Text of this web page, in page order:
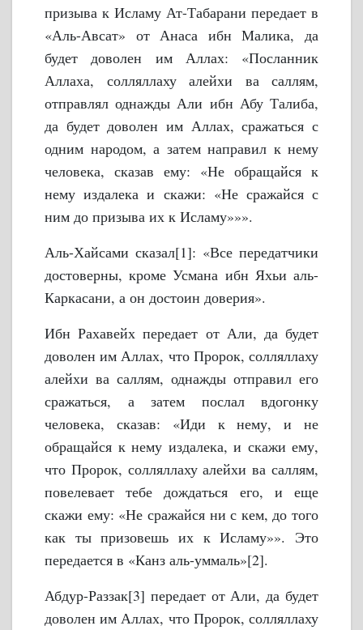
призыва к Исламу Ат-Табарани передает в
«Аль-Авсат» от Анаса ибн Малика, да
будет доволен им Аллах: «Посланник
Аллаха, солляллаху алейхи ва саллям,
отправлял однажды Али ибн Абу Талиба,
да будет доволен им Аллах, сражаться с
одним народом, а затем направил к нему
человека, сказав ему: «Не обращайся к
нему издалека и скажи: «Не сражайся с
ним до призыва их к Исламу»»».
Аль-Хайсами сказал[1]: «Все передатчики
достоверны, кроме Усмана ибн Яхьи аль-
Каркасани, а он достоин доверия».
Ибн Рахавейх передает от Али, да будет
доволен им Аллах, что Пророк, солляллаху
алейхи ва саллям, однажды отправил его
сражаться, а затем послал вдогонку
человека, сказав: «Иди к нему, и не
обращайся к нему издалека, и скажи ему,
что Пророк, солляллаху алейхи ва саллям,
повелевает тебе дождаться его, и еще
скажи ему: «Не сражайся ни с кем, до того
как ты призовешь их к Исламу»». Это
передается в «Канз аль-уммаль»[2].
Абдур-Раззак[3] передает от Али, да будет
доволен им Аллах, что Пророк, солляллаху